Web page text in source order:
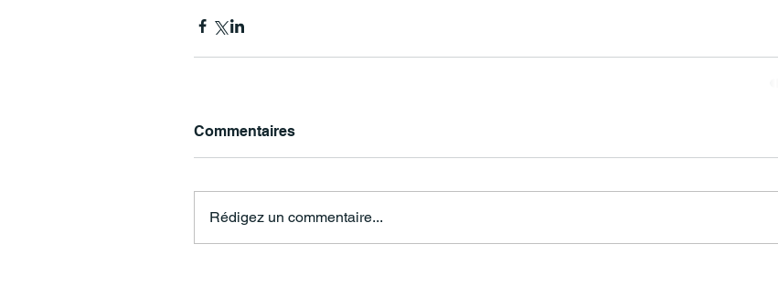
Commentaires
Rédigez un commentaire...